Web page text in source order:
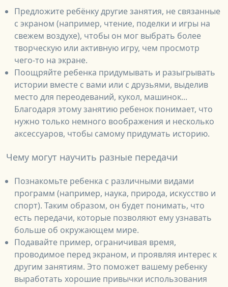
Предложите ребёнку другие занятия, не связанные
с экраном (например, чтение, поделки и игры на
свежем воздухе), чтобы он мог выбрать более
творческую или активную игру, чем просмотр
чего-то на экране.
Поощряйте ребенка придумывать и разыгрывать
истории вместе с вами или с друзьями, выделив
место для переодеваний, кукол, машинок...
Благодаря этому занятию ребенок понимает, что
нужно только немного воображения и несколько
аксессуаров, чтобы самому придумать историю.
Чему могут научить разные передачи
Познакомьте ребенка с различными видами
программ (например, наука, природа, искусство и
спорт). Таким образом, он будет понимать, что
есть передачи, которые позволяют ему узнавать
больше об окружающем мире.
Подавайте пример, ограничивая время,
проводимое перед экраном, и проявляя интерес к
другим занятиям. Это поможет вашему ребенку
выработать хорошие привычки использования